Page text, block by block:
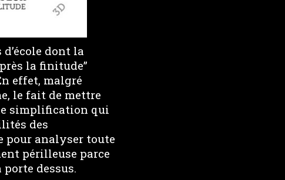
dont la
la finitude”
effet, malgré
le fait de mettre
simplification qui
des
pour analyser toute
périlleuse parce
porte dessus.